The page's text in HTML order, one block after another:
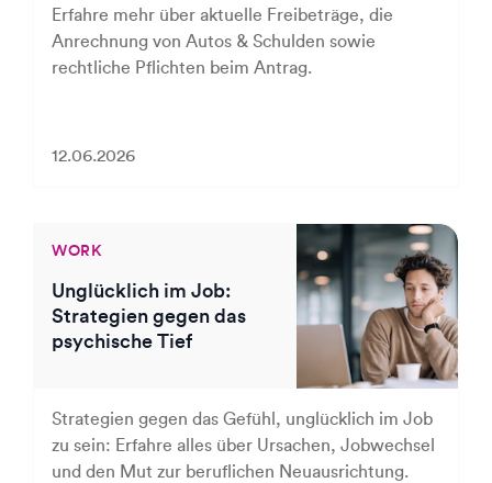
Erfahre mehr über aktuelle Freibeträge, die
Anrechnung von Autos & Schulden sowie
rechtliche Pflichten beim Antrag.
12.06.2026
WORK
Unglücklich im Job:
Strategien gegen das
psychische Tief
Strategien gegen das Gefühl, unglücklich im Job
zu sein: Erfahre alles über Ursachen, Jobwechsel
und den Mut zur beruflichen Neuausrichtung.